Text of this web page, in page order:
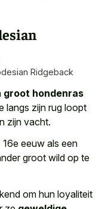
Ridgeback
groot hondenras
langs zijn rug loopt
zijn vacht.
eeuw als een
groot wild op te
om hun loyaliteit